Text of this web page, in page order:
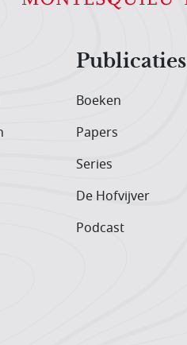
Publicaties
Boeken
Papers
Series
De Hofvijver
Podcast